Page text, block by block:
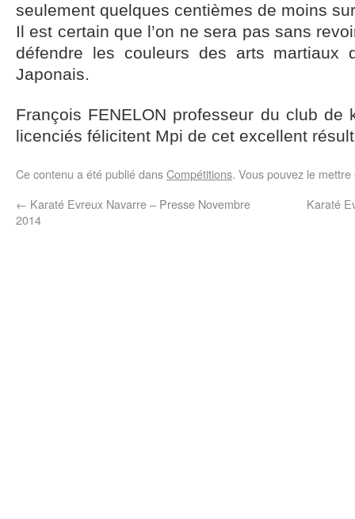
seulement quelques centièmes de moins
Il est certain que l’on ne sera pas sans
défendre les couleurs des arts martiaux
Japonais.
François FENELON professeur du club de
licenciés félicitent Mpi de cet excellent
Ce contenu a été publié dansCompétitions. Vous pouvez le
← Karaté Evreux Navarre – Presse Novembre
2014
Karaté